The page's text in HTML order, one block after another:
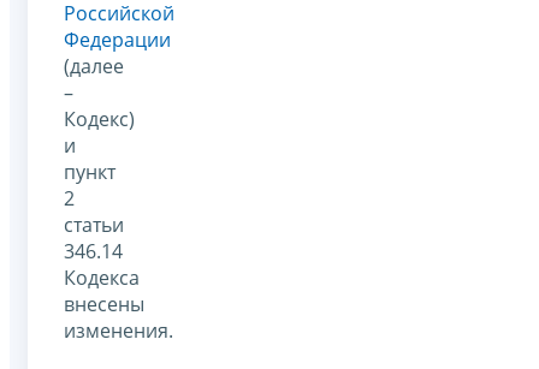
Российской
Федерации
(далее
–
Кодекс)
и
пункт
2
статьи
346.14
Кодекса
внесены
изменения.